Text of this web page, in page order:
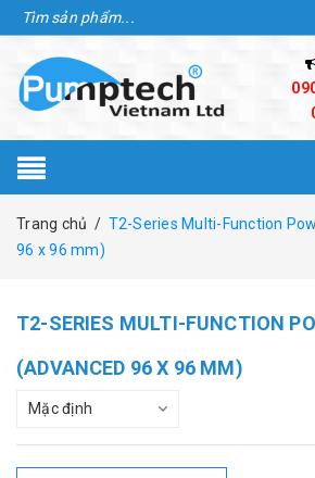
Trang chủ / T2-Series Multi-Function
96 x 96 mm)
T2-SERIES MULTI-FUNCTION
(ADVANCED 96 X 96 MM)